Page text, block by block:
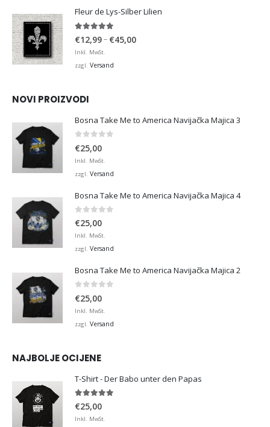
Fleur de Lys-Silber Lilien
4.95von 5
€12,99– €45,00Preisspanne:
Inkl. MwSt.
zzgl. Versand
NOVI PROIZVODI
Bosna Take Me to America Navijačka Majica 3
€25,00
Inkl. MwSt.
zzgl. Versand
Bosna Take Me to America Navijačka Majica 4
0 von 5
€25,00
Inkl. MwSt.
zzgl. Versand
Bosna Take Me to America Navijačka Majica 2
€25,00
Inkl. MwSt.
zzgl. Versand
NAJBOLJE OCIJENE
T-Shirt - Der Babo unter den Papas
5.00von 5
€25,00
Inkl. MwSt.